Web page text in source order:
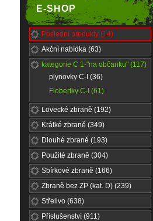
E-SHOP
Poslední produkty (14)
Akční nabídka (63)
kategorie C 1-"na občanku" (117)
plynovky C-I (36)
Flobertky C-I (61)
Lovecké zbraně (192)
Krátké zbraně (349)
Dlouhé zbraně (193)
Použité zbraně (304)
Sbírkové zbraně (166)
Zbraně bez ZP (kat. D) (239)
Střelivo (638)
Příslušenství (911)